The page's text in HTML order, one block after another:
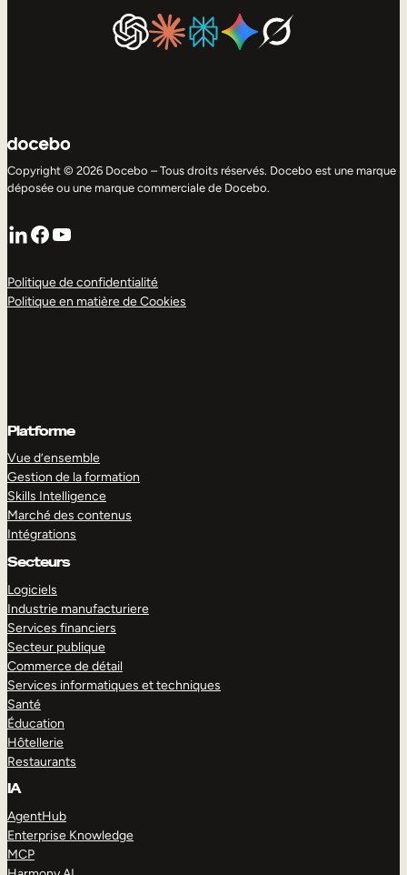
Copyright © 2026 Docebo – Tous droits réservés. Docebo est une marque
déposée ou une marque commerciale de Docebo.
LinkedIn
Facebook
YouTube
Politique de confidentialité
Politique en matière de Cookies
Platforme
Vue d’ensemble
Gestion de la formation
Skills Intelligence
Marché des contenus
Intégrations
Secteurs
Logiciels
Industrie manufacturiere
Services financiers
Secteur publique
Commerce de détail
Services informatiques et techniques
Santé
Éducation
Hôtellerie
Restaurants
IA
AgentHub
Enterprise Knowledge
MCP